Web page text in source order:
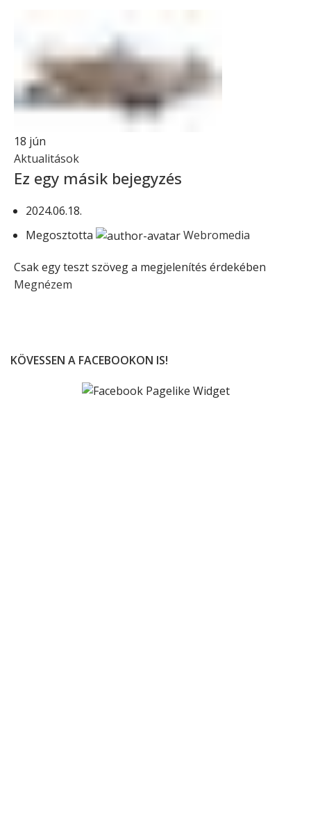
18 jún
Aktualitások
Ez egy másik bejegyzés
2024.06.18.
Megosztotta
Webromedia
Csak egy teszt szöveg a megjelenítés érdekében
Megnézem
KÖVESSEN A FACEBOOKON IS!